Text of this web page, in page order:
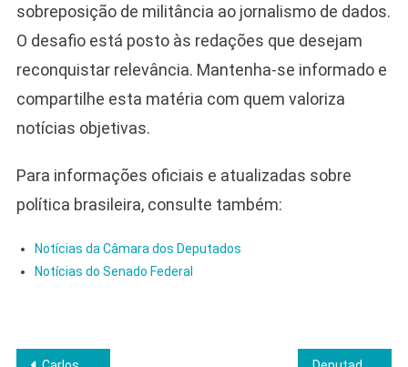
sobreposição de militância ao jornalismo de dados.
O desafio está posto às redações que desejam
reconquistar relevância. Mantenha-se informado e
compartilhe esta matéria com quem valoriza
notícias objetivas.
Para informações oficiais e atualizadas sobre
política brasileira, consulte também:
Notícias da Câmara dos Deputados
Notícias do Senado Federal